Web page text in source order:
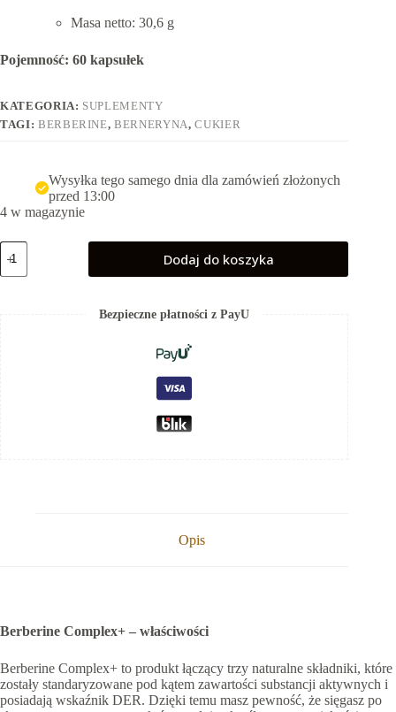
Masa netto: 30,6 g
Pojemność: 60 kapsułek
KATEGORIA: SUPLEMENTY
TAGI: BERBERINE,BERNERYNA,CUKIER
Wysyłka tego samego dnia dla zamówień złożonych
przed 13:00
4 w magazynie
ilość
Berberyna
Complex+
Dodaj do koszyka
Bezpieczne płatności z PayU
Opis
Berberine Complex+ – właściwości
Berberine Complex+ to produkt łączący trzy naturalne składniki, które
zostały standaryzowane pod kątem zawartości substancji aktywnych i
posiadają wskaźnik DER. Dzięki temu masz pewność, że sięgasz po